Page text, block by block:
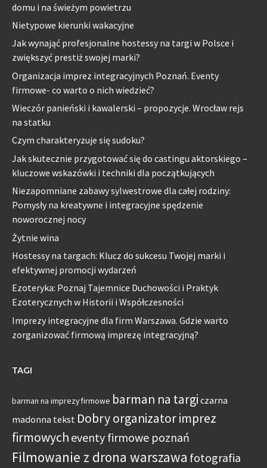
domu i na świeżym powietrzu
Nietypowe kierunki wakacyjne
Jak wynająć profesjonalne hostessy na targi w Polsce i
zwiększyć prestiż swojej marki?
Organizacja imprez integracyjnych Poznań. Eventy
firmowe- co warto o nich wiedzieć?
Wieczór panieński i kawalerski – propozycje. Wrocław rejs
na statku
Czym charakteryzuje się sudoku?
Jak skutecznie przygotować się do castingu aktorskiego –
kluczowe wskazówki i techniki dla początkujących
Niezapomniane zabawy sylwestrowe dla całej rodziny:
Pomysły na kreatywne i integracyjne spędzenie
noworocznej nocy
Żytnie wina
Hostessy na targach: Klucz do sukcesu Twojej marki i
efektywnej promocji wydarzeń
Ezoteryka: Poznaj Tajemnice Duchowości i Praktyk
Ezoterycznych w Historii i Współczesności
Imprezy integracyjne dla firm Warszawa. Gdzie warto
zorganizować firmową imprezę integracyjną?
TAGI
barman na imprezy firmowe barman na targi czarna
madonna tekst Dobry organizator imprez
firmowych eventy firmowe poznań
Filmowanie z drona warszawa fotografia